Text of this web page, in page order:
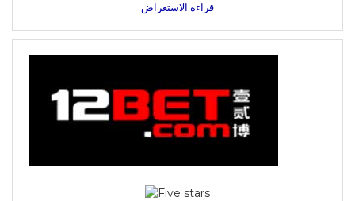
قراءة الاستعراض